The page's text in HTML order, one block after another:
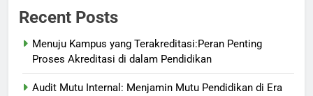
Recent Posts
Menuju Kampus yang Terakreditasi:Peran Penting
Proses Akreditasi di dalam Pendidikan
Audit Mutu Internal: Menjamin Mutu Pendidikan di Era